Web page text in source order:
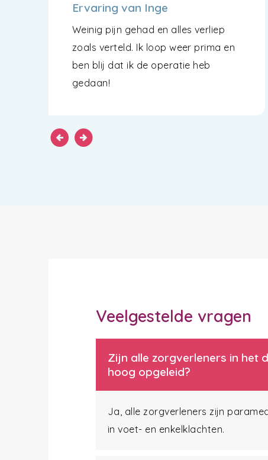
Ervaring van Inge
Weinig pijn gehad en alles verliep
zoals verteld. Ik loop weer prima en
ben blij dat ik de operatie heb
gedaan!
arrow_circle_left arrow_circle_right
Veelgestelde vragen
Zijn alle zorgverleners in het
hoog opgeleid?
Ja, alle zorgverleners zijn
in voet- en enkelklachten.